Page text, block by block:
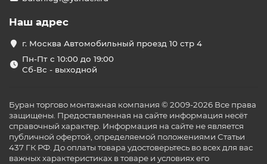
Наш адрес
г. Москва Автомобильный проезд 10 стр 4
Пн-Пт с 10:00 до 19:00
Сб-Вс - выходной
Буран торгово монтажная компания © 2009-2026 Все права
защищены. Предоставленная на сайте информация несёт
справочный характер. Информация на сайте не является
публичной офертой, определяемой положениями Статьи
437 ГК РФ. До оплаты товара удостоверьтесь во всех для вас
важных характеристиках в товаре и условиях его